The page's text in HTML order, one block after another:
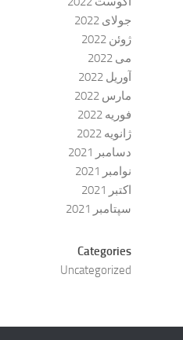
جولای 2022
ژوئن 2022
می 2022
آوریل 2022
مارس 2022
فوریه 2022
ژانویه 2022
دسامبر 2021
نوامبر 2021
اکتبر 2021
سپتامبر 2021
Categories
Uncategorized